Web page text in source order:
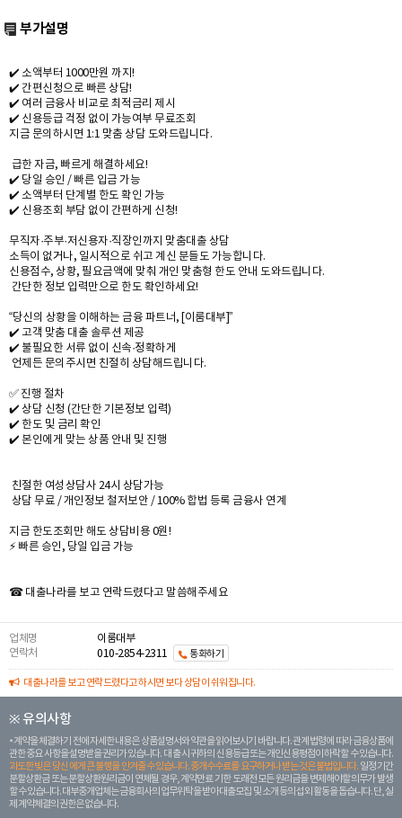
부가설명
✔️ 소액부터 1000만원 까지!
✔️ 간편신청으로 빠른 상담!
✔️ 여러 금융사 비교로 최적금리 제시
✔️ 신용등급 걱정 없이 가능여부 무료조회
지금 문의하시면 1:1 맞춤 상담 도와드립니다.
급한 자금, 빠르게 해결하세요!
✔️ 당일 승인 / 빠른 입금 가능
✔️ 소액부터 단계별 한도 확인 가능
✔️ 신용조회 부담 없이 간편하게 신청!
무직자·주부·저신용자·직장인까지 맞춤대출 상담
소득이 없거나, 일시적으로 쉬고 계신 분들도 가능합니다.
신용점수, 상황, 필요금액에 맞춰 개인 맞춤형 한도 안내 도와드립니다.
간단한 정보 입력만으로 한도 확인하세요!
“당신의 상황을 이해하는 금융 파트너, [이룸대부]”
✔️ 고객 맞춤 대출 솔루션 제공
✔️ 불필요한 서류 없이 신속·정확하게
언제든 문의주시면 친절히 상담해드립니다.
✅ 진행 절차
✔️ 상담 신청 (간단한 기본정보 입력)
✔️ 한도 및 금리 확인
✔️ 본인에게 맞는 상품 안내 및 진행
친절한 여성상담사 24시 상담가능
상담 무료 / 개인정보 철저보안 / 100% 합법 등록 금융사 연계
지금 한도조회만 해도 상담비용 0원!
⚡ 빠른 승인, 당일 입금 가능
☎ 대출나라를 보고 연락드렸다고 말씀해주세요
업체명
이룸대부
연락처
010-2854-2311 통화하기
대출나라를 보고 연락드렸다고 하시면 보다 상담이 쉬워집니다.
※ 유의사항
계약을 체결하기 전에 자세한 내용은 상품설명서와 약관을 읽어보시기 바랍니다. 관계 법령에 따라 금융상품에
관한 중요 사항을 설명받을 권리가 있습니다. 대 출 시 귀하의 신용등급 또는 개인신용평점이 하락할 수 있습니다.
과도한 빚은 당신 에게 큰 불행을 안겨줄 수 있습니다. 중개수수료를 요구하거나 받는 것은 불법입니다. 일정 기간
분할상환금 또는 분할상환원리금이 연체될 경우, 계약만료 기한 도래전 모든 원리금을 변제해야할 의무가 발생
할 수 있습니다. 대부중개업체는 금융회사의 업무위탁을 받아 대출모집 및 소개 등의 섭외 활동을 돕습니다. 단, 실
제 계약체결의 권한은 없습니다.